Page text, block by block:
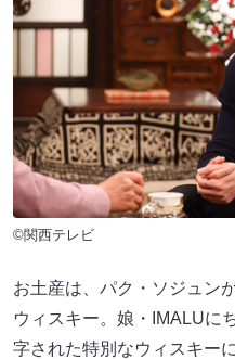
©関西テレビ
お土産は、パク・ソジュン
ウィスキー。娘・IMALUに
字された特別なウィスキー